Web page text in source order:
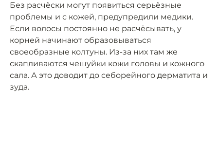
Без расчёски могут появиться серьёзные
проблемы и с кожей, предупредили медики.
Если волосы постоянно не расчёсывать, у
корней начинают образовываться
своеобразные колтуны. Из-за них там же
скапливаются чешуйки кожи головы и кожного
сала. А это доводит до себорейного дерматита и
зуда.